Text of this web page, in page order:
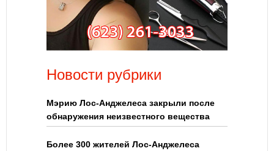
Новости рубрики
Мэрию Лос-Анджелеса закрыли после
обнаружения неизвестного вещества
Более 300 жителей Лос-Анджелеса